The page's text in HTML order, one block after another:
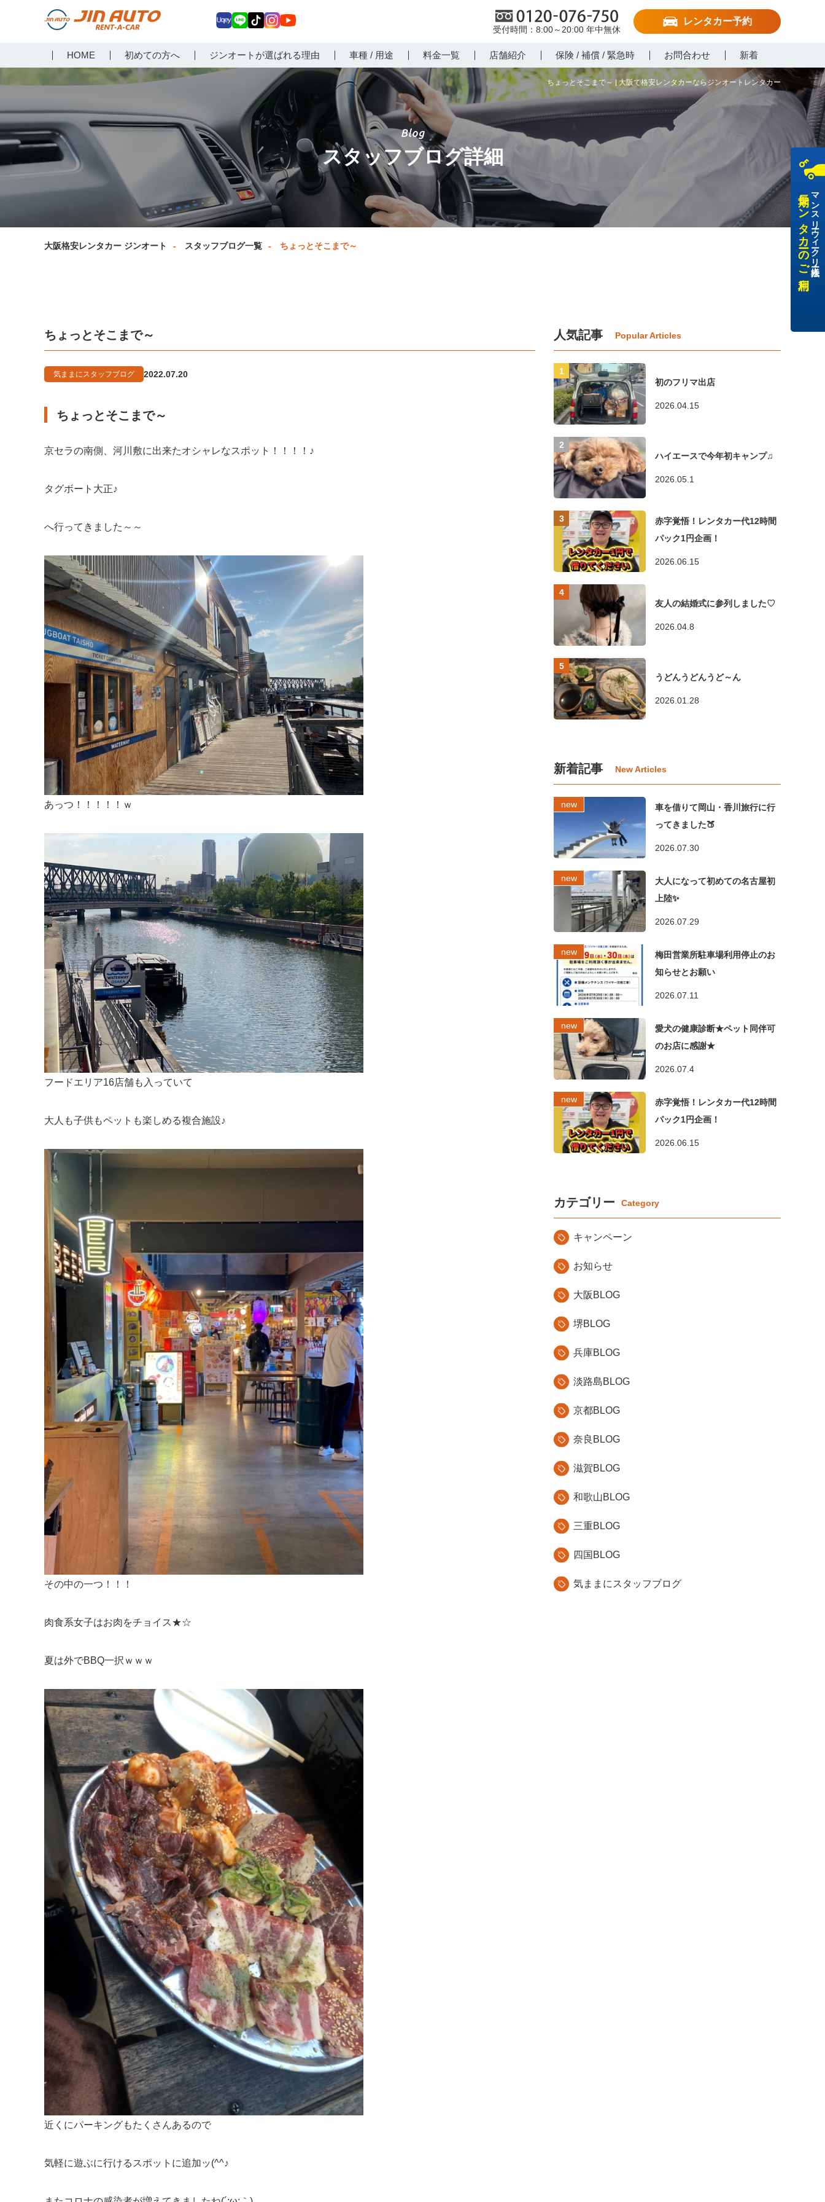
ちょっとそこまで～ | 大阪で格安レンタカーならジンオートレンタカー
らジンオートレンタカー
0120-076-750
8:00～20:00 年中無休
レンタカー予約
HOME 初めての方へ ジンオートが選ばれる理由 車種 / 用途 料金一覧 店舗紹介 保険 / 補償 / 緊急時 お問合わせ 新着
ey E
Tokagr
am
uT
ub
スタッフブログ詳細
大阪格安レンタカー ジンオート スタッフブログ一覧 ちょっとそこまで～
ちょっとそこまで～
気ままにスタッフブログ 2022.07.20
ちょっとそこまで～
京セラの南側、河川敷に出来たオシャレなスポット！！！！♪
タグボート大正♪
へ行ってきました～～
あっつ！！！！！ｗ
フードエリア16店舗も入っていて
大人も子供もペットも楽しめる複合施設♪
その中の一つ！！！
肉食系女子はお肉をチョイス★☆
夏は外でBBQ一択ｗｗｗ
近くにパーキングもたくさんあるので
気軽に遊ぶに行けるスポットに追加ッ(^^♪
人気記事
初のフリマ出店
2026.04.15
ハイエースで今年初キャンプ♫
2026.05.1
赤字覚悟！レンタカー代12時間
パック1円企画！
2026.06.15
友人の結婚式に参列しました♡
2026.04.8
うどんうどんうど～ん
2026.01.28
新着記事
車を借りて岡山・香川旅行に行
ってきました🍑
2026.07.30
大人になって初めての名古屋初
上陸✨
2026.07.29
梅田営業所駐車場利用停止のお
知らせとお願い
2026.07.11
愛犬の健康診断★ペット同伴可
のお店に感謝★
2026.07.4
赤字覚悟！レンタカー代12時間
パック1円企画！
2026.06.15
カテゴリー
キャンペーン
お知らせ
大阪BLOG
堺BLOG
兵庫BLOG
淡路島BLOG
京都BLOG
奈良BLOG
滋賀BLOG
和歌山BLOG
三重BLOG
四国BLOG
気ままにスタッフブログ
マンスリー・ウィークリー・法人様
長期レンタカーのご利用